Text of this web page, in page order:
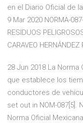
en el Diario Oficial de
9 Mar 2020 NORMA-
RESIDUOS
CARAVEO HERNÁNDEZ
28 Jun 2018 La Norma
que establece los
conductores de
set out in NOM-087[5].
Norma Oficial